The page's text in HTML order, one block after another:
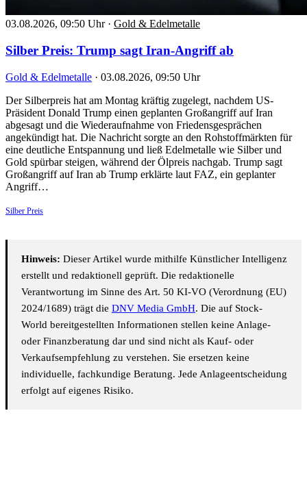
03.08.2026, 09:50 Uhr · Gold & Edelmetalle
Silber Preis: Trump sagt Iran-Angriff ab
Gold & Edelmetalle · 03.08.2026, 09:50 Uhr
Der Silberpreis hat am Montag kräftig zugelegt, nachdem US-
Präsident Donald Trump einen geplanten Großangriff auf Iran
abgesagt und die Wiederaufnahme von Friedensgesprächen
angekündigt hat. Die Nachricht sorgte an den Rohstoffmärkten für
eine deutliche Entspannung und ließ Edelmetalle wie Silber und
Gold spürbar steigen, während der Ölpreis nachgab. Trump sagt
Großangriff auf Iran ab Trump erklärte laut FAZ, ein geplanter
Angriff…
Silber Preis
Hinweis: Dieser Artikel wurde mithilfe Künstlicher Intelligenz
erstellt und redaktionell geprüft. Die redaktionelle
Verantwortung im Sinne des Art. 50 KI-VO (Verordnung (EU)
2024/1689) trägt die DNV Media GmbH. Die auf Stock-
World bereitgestellten Informationen stellen keine Anlage-
oder Finanzberatung dar und sind nicht als Kauf- oder
Verkaufsempfehlung zu verstehen. Sie ersetzen keine
individuelle, fachkundige Beratung. Jede Anlageentscheidung
erfolgt auf eigenes Risiko.